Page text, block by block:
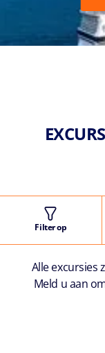
Filter op
Alle excursies
Meld u aan